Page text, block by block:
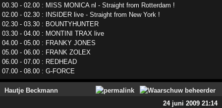
00.30 - 02.00 : MISS MONICA nl - Straight from Rotterdam !
02.00 - 02.30 : INSIDER live - Straight from New York !
02.30 - 03.30 : BOUNTYHUNTER
03.30 - 04.00 : MONTINI TRAX live
04.00 - 05.00 : FRANKY JONES
05.00 - 06.00 : FRANK ZOLEX
06.00 - 07.00 : REDHEAD
07.00 - 08.00 : G-FORCE
Hautje Beckmann
24 juni 2009 21:14